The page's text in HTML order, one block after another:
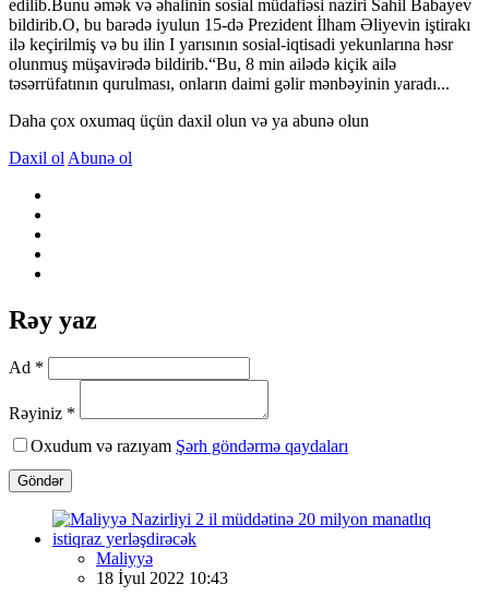
edilib.Bunu əmək və əhalinin sosial müdafiəsi naziri Sahil Babayev
bildirib.O, bu barədə iyulun 15-də Prezident İlham Əliyevin iştirakı
ilə keçirilmiş və bu ilin I yarısının sosial-iqtisadi yekunlarına həsr
olunmuş müşavirədə bildirib.“Bu, 8 min ailədə kiçik ailə
təsərrüfatının qurulması, onların daimi gəlir mənbəyinin yaradı...
Daha çox oxumaq üçün daxil olun və ya abunə olun
Daxil ol Abunə ol
Rəy yaz
Ad *
Rəyiniz *
Oxudum və razıyam Şərh göndərmə qaydaları
Göndər
Maliyyə
18 İyul 2022 10:43